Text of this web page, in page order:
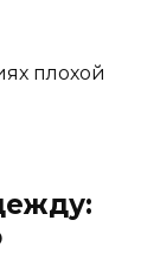
плохой